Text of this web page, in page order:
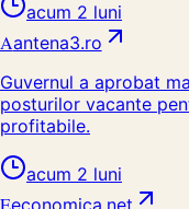
acum 2 luni
Aantena3.ro
Guvernul a aprobat
posturilor vacante
profitabile.
acum 2 luni